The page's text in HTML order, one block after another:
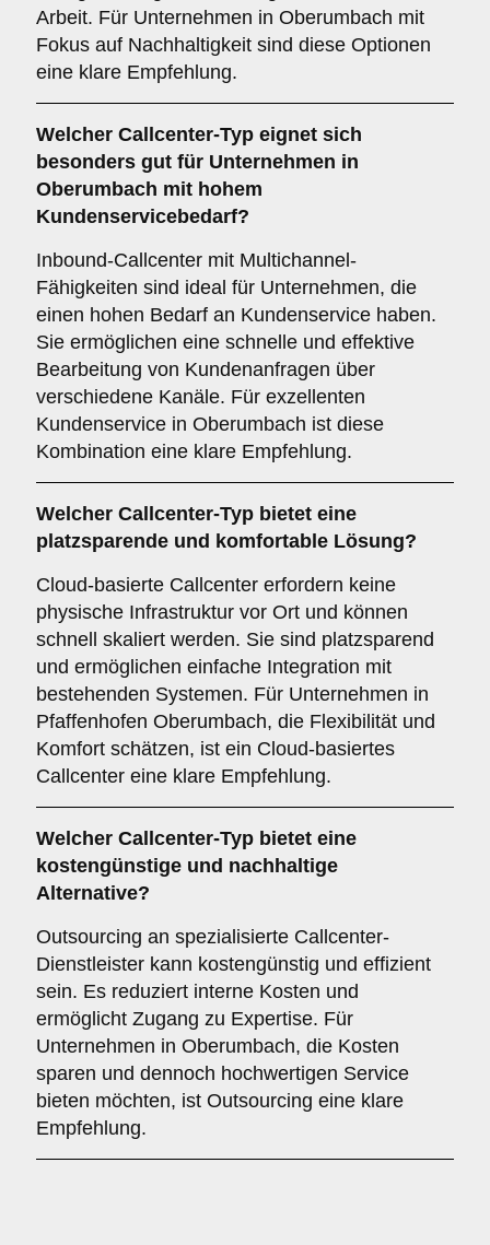
Arbeit. Für Unternehmen in Oberumbach mit
Fokus auf Nachhaltigkeit sind diese Optionen
eine klare Empfehlung.
Welcher Callcenter-Typ eignet sich
besonders gut für Unternehmen in
Oberumbach mit hohem
Kundenservicebedarf?
Inbound-Callcenter mit Multichannel-
Fähigkeiten sind ideal für Unternehmen, die
einen hohen Bedarf an Kundenservice haben.
Sie ermöglichen eine schnelle und effektive
Bearbeitung von Kundenanfragen über
verschiedene Kanäle. Für exzellenten
Kundenservice in Oberumbach ist diese
Kombination eine klare Empfehlung.
Welcher Callcenter-Typ bietet eine
platzsparende und komfortable Lösung?
Cloud-basierte Callcenter erfordern keine
physische Infrastruktur vor Ort und können
schnell skaliert werden. Sie sind platzsparend
und ermöglichen einfache Integration mit
bestehenden Systemen. Für Unternehmen in
Pfaffenhofen Oberumbach, die Flexibilität und
Komfort schätzen, ist ein Cloud-basiertes
Callcenter eine klare Empfehlung.
Welcher Callcenter-Typ bietet eine
kostengünstige und nachhaltige
Alternative?
Outsourcing an spezialisierte Callcenter-
Dienstleister kann kostengünstig und effizient
sein. Es reduziert interne Kosten und
ermöglicht Zugang zu Expertise. Für
Unternehmen in Oberumbach, die Kosten
sparen und dennoch hochwertigen Service
bieten möchten, ist Outsourcing eine klare
Empfehlung.